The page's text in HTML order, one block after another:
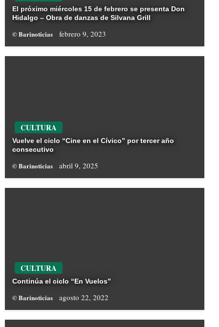
El próximo miércoles 15 de febrero se presenta Don
Hidalgo – Obra de danzas de Silvana Grill
© Barinoticias febrero 9, 2023
CULTURA
Vuelve el ciclo “Cine en el Cívico” por tercer año
consecutivo
© Barinoticias abril 9, 2025
CULTURA
Continúa el ciclo “En Vuelos”
© Barinoticias agosto 22, 2022